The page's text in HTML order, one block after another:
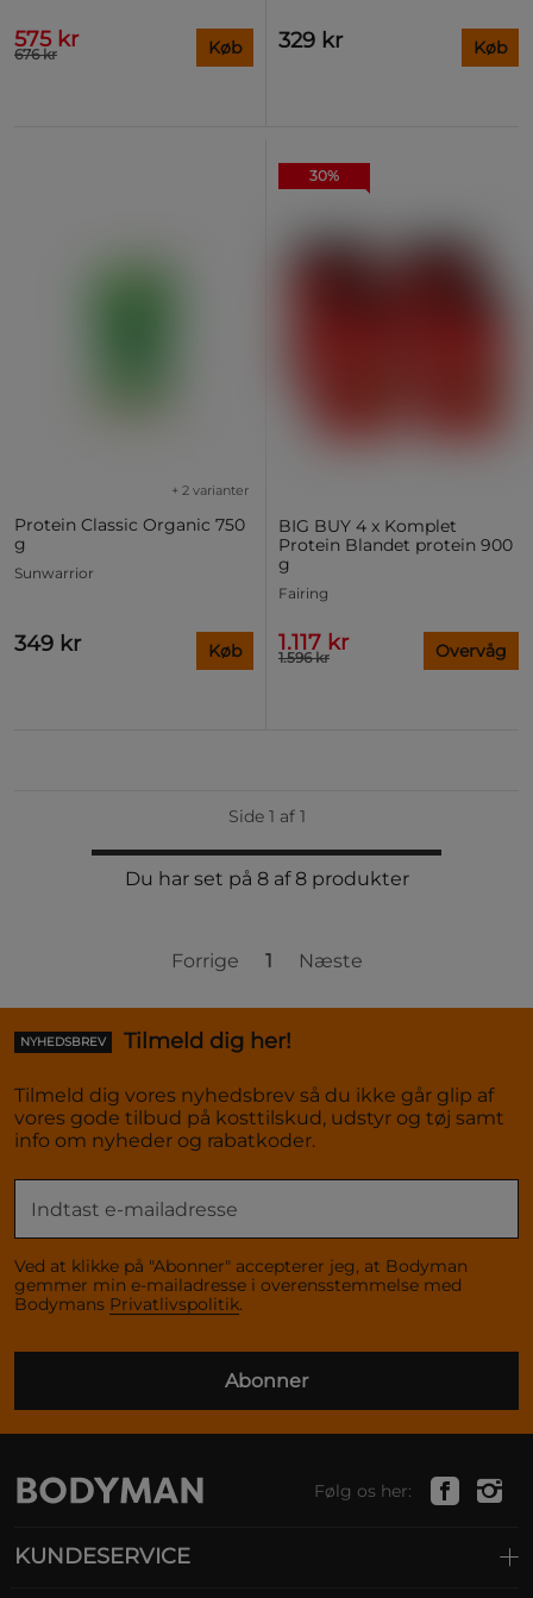
575 kr
676 kr Køb 329 kr Køb
Protein Classic Organic 750
g
+ 2 varianter
Sunwarrior
349 kr Køb
30%
BIG BUY 4 x Komplet
Protein Blandet protein 900
g
Fairing
1.117 kr
1.596 kr Overvåg
Side 1 af 1
Du har set på 8 af 8 produkter
Forrige 1 Næste
NYHEDSBREV Tilmeld dig her!
Tilmeld dig vores nyhedsbrev så du ikke går glip af
vores gode tilbud på kosttilskud, udstyr og tøj samt
info om nyheder og rabatkoder.
Ved at klikke på "Abonner" accepterer jeg, at Bodyman
gemmer min e-mailadresse i overensstemmelse med
Bodymans Privatlivspolitik.
Abonner
Følg os her:
KUNDESERVICE